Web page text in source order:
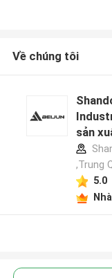
Về chúng tôi
sản
,Trung
5.0